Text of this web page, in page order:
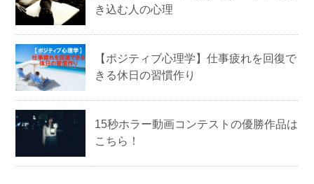
き込む人の心理
【ポジティブ心理学】仕事疲れを回復で
きる休日の習慣作り
15秒ホラー動画コンテストの優勝作品は
こちら！